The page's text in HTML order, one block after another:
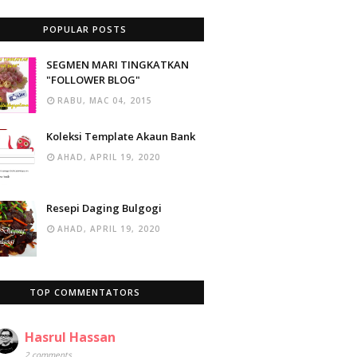
POPULAR POSTS
SEGMEN MARI TINGKATKAN
"FOLLOWER BLOG"
RABU, MAC 04, 2015
Koleksi Template Akaun Bank
AHAD, APRIL 19, 2020
Resepi Daging Bulgogi
AHAD, APRIL 19, 2020
TOP COMMENTATORS
Hasrul Hassan
2 comments